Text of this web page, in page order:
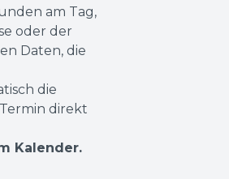
am Tag,
oder der
Daten, die
die
direkt
Kalender.